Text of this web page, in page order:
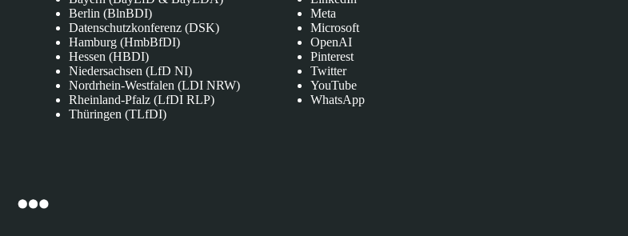
Berlin (BlnBDI)
Datenschutzkonferenz (DSK)
Hamburg (HmbBfDI)
Hessen (HBDI)
Niedersachsen (LfD NI)
Nordrhein-Westfalen (LDI NRW)
Rheinland-Pfalz (LfDI RLP)
Thüringen (TLfDI)
Meta
Microsoft
OpenAI
Pinterest
Twitter
YouTube
WhatsApp